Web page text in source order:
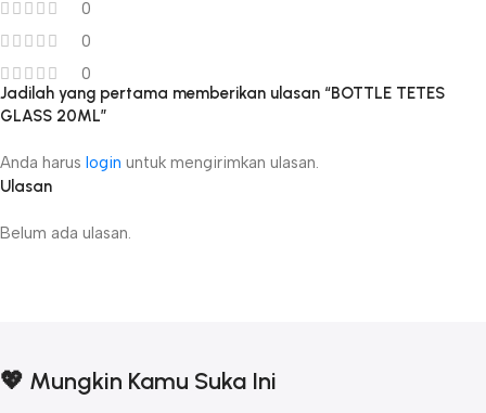
0
0
0
Ulasan
Belum ada ulasan.
Jadilah yang pertama memberikan ulasan “BOTTLE TETES
GLASS 20ML”
Anda harus login untuk mengirimkan ulasan.
💖 Mungkin Kamu Suka Ini